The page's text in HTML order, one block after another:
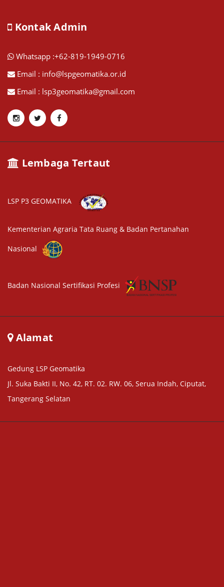
Kontak Admin
Whatsapp :+62-819-1949-0716
Email : info@lspgeomatika.or.id
Email : lsp3geomatika@gmail.com
Lembaga Tertaut
LSP P3 GEOMATIKA
Kementerian Agraria Tata Ruang & Badan Pertanahan
Nasional
Badan Nasional Sertifikasi Profesi
Alamat
Gedung LSP Geomatika
Jl. Suka Bakti II, No. 42, RT. 02. RW. 06, Serua Indah, Ciputat,
Tangerang Selatan